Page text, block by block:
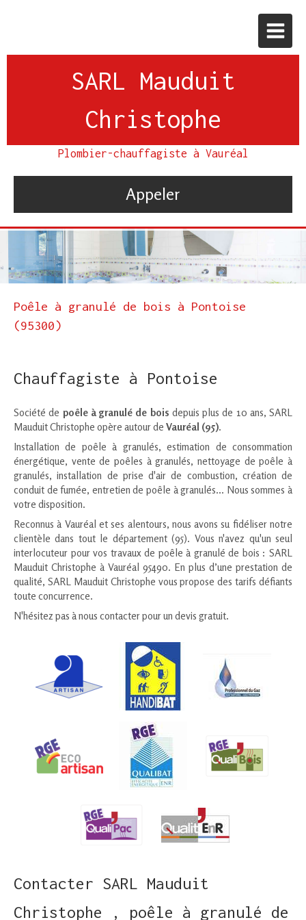
SARL Mauduit
Christophe
Plombier-chauffagiste à Vauréal
Appeler
Poêle à granulé de bois à Pontoise
(95300)
Chauffagiste à Pontoise
Société de poêle à granulé de bois depuis plus de 10 ans, SARL
Mauduit Christophe opère autour de Vauréal (95).
Installation de poêle à granulés, estimation de consommation
énergétique, vente de poêles à granulés, nettoyage de poêle à
granulés, installation de prise d'air de combustion, création de
conduit de fumée, entretien de poêle à granulés... Nous sommes à
votre disposition.
Reconnus à Vauréal et ses alentours, nous avons su fidéliser notre
clientèle dans tout le département (95). Vous n'avez qu'un seul
interlocuteur pour vos travaux de poêle à granulé de bois : SARL
Mauduit Christophe à Vauréal 95490. En plus d’une prestation de
qualité, SARL Mauduit Christophe vous propose des tarifs défiants
toute concurrence.
N'hésitez pas à nous contacter pour un devis gratuit.
Contacter SARL Mauduit
Christophe , poêle à granulé de